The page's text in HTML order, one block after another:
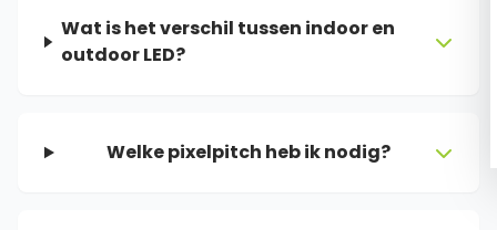
Wat is het verschil tussen indoor en
outdoor LED?
Welke pixelpitch heb ik nodig?